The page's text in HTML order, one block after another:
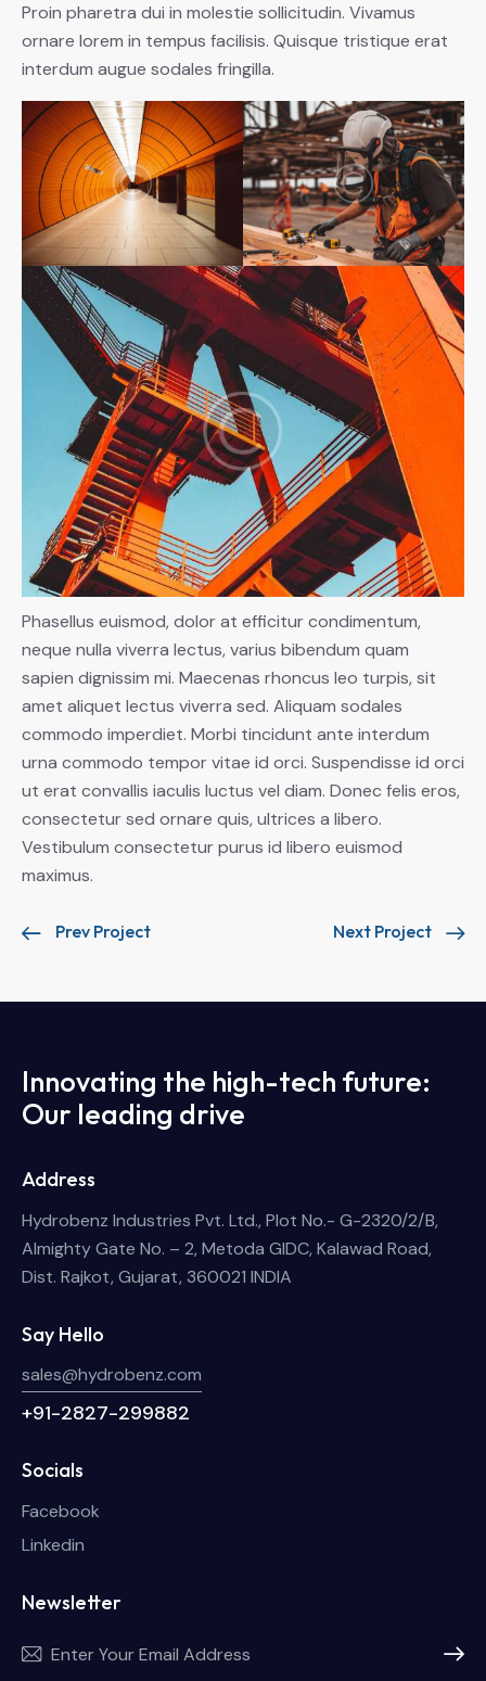
Proin pharetra dui in molestie sollicitudin. Vivamus
ornare lorem in tempus facilisis. Quisque tristique erat
interdum augue sodales fringilla.
Phasellus euismod, dolor at efficitur condimentum,
neque nulla viverra lectus, varius bibendum quam
sapien dignissim mi. Maecenas rhoncus leo turpis, sit
amet aliquet lectus viverra sed. Aliquam sodales
commodo imperdiet. Morbi tincidunt ante interdum
urna commodo tempor vitae id orci. Suspendisse id orci
ut erat convallis iaculis luctus vel diam. Donec felis eros,
consectetur sed ornare quis, ultrices a libero.
Vestibulum consectetur purus id libero euismod
maximus.
Prev Project Next Project
Innovating the high-tech future:
Our leading drive
Address
Hydrobenz Industries Pvt. Ltd., Plot No.- G-2320/2/B,
Almighty Gate No. – 2, Metoda GIDC, Kalawad Road,
Dist. Rajkot, Gujarat, 360021 INDIA
Say Hello
sales@hydrobenz.com
+91-2827-299882
Socials
Facebook
Linkedin
Newsletter